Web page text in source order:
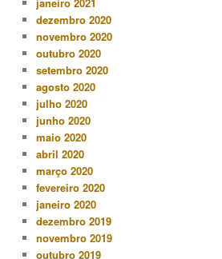
janeiro 2021
dezembro 2020
novembro 2020
outubro 2020
setembro 2020
agosto 2020
julho 2020
junho 2020
maio 2020
abril 2020
março 2020
fevereiro 2020
janeiro 2020
dezembro 2019
novembro 2019
outubro 2019